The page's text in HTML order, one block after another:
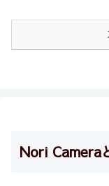
Nori Camera